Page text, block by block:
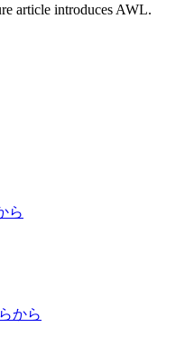
article introduces AWL.
ら
から